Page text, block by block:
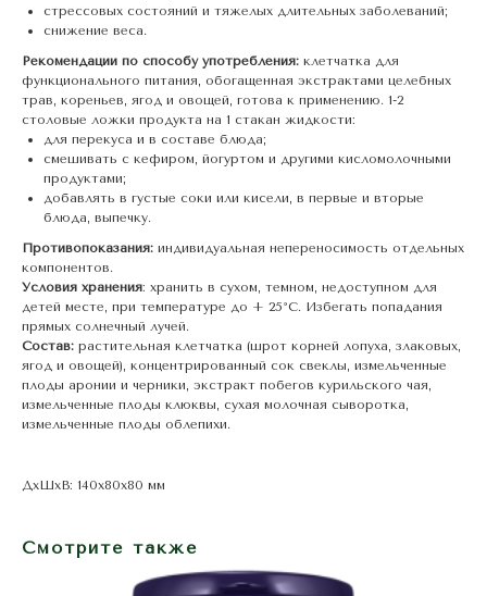
стрессовых состояний и тяжелых длительных заболеваний;
снижение веса.
Рекомендации по способу употребления: клетчатка для
функционального питания, обогащенная экстрактами целебных
трав, кореньев, ягод и овощей, готова к применению. 1-2
столовые ложки продукта на 1 стакан жидкости:
для перекуса и в составе блюда;
смешивать с кефиром, йогуртом и другими кисломолочными
продуктами;
добавлять в густые соки или кисели, в первые и вторые
блюда, выпечку.
Противопоказания: индивидуальная непереносимость отдельных
компонентов.
Условия хранения: хранить в сухом, темном, недоступном для
детей месте, при температуре до + 25°C. Избегать попадания
прямых солнечный лучей.
Состав: растительная клетчатка (шрот корней лопуха, злаковых,
ягод и овощей), концентрированный сок свеклы, измельченные
плоды аронии и черники, экстракт побегов курильского чая,
измельченные плоды клюквы, сухая молочная сыворотка,
измельченные плоды облепихи.
ДxШxВ: 140x80x80 мм
Смотрите также